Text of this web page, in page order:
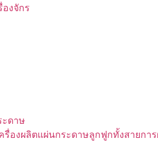
งจักร
ะดาษ
รื่องผลิตแผ่นกระดาษลูกฟูกทั้งสายกา